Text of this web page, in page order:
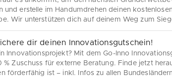
und erstelle im Handumdrehen deinen
Wir unterstützen dich auf deinem Weg zum
dir deinen Innovationsgutschein!
Innovationsprojekt? Mit dem Go-Inno
% Zuschuss für externe Beratung. Finde jetzt
förderfähig ist – inkl. Infos zu allen